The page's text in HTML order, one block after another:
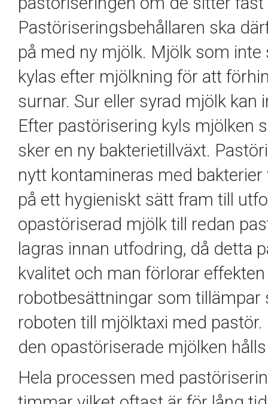
Pastöriseringsbehållaren ska
på med ny mjölk. Mjölk som
kylas efter mjölkning för att
surnar. Sur eller syrad mjölk kan
Efter pastörisering kyls mjölken
sker en ny bakterietillväxt.
nytt kontamineras med
på ett hygieniskt sätt fram till
opastöriserad mjölk till redan
lagras innan utfodring, då detta
kvalitet och man förlorar
robotbesättningar som
roboten till mjölktaxi med pastör.
den opastöriserade mjölken
Hela processen med p